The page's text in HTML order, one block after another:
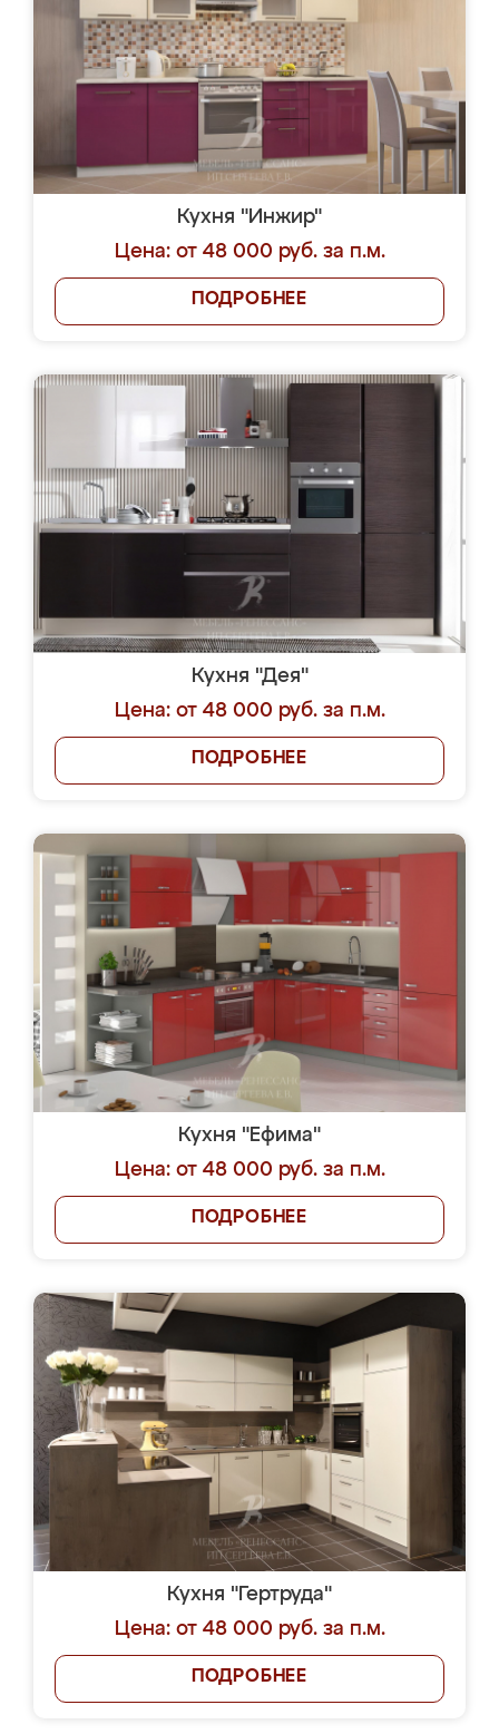
Кухня "Инжир"
Цена: от 48 000 руб. за п.м.
ПОДРОБНЕЕ
Кухня "Дея"
Цена: от 48 000 руб. за п.м.
ПОДРОБНЕЕ
Кухня "Ефима"
Цена: от 48 000 руб. за п.м.
ПОДРОБНЕЕ
Кухня "Гертруда"
Цена: от 48 000 руб. за п.м.
ПОДРОБНЕЕ